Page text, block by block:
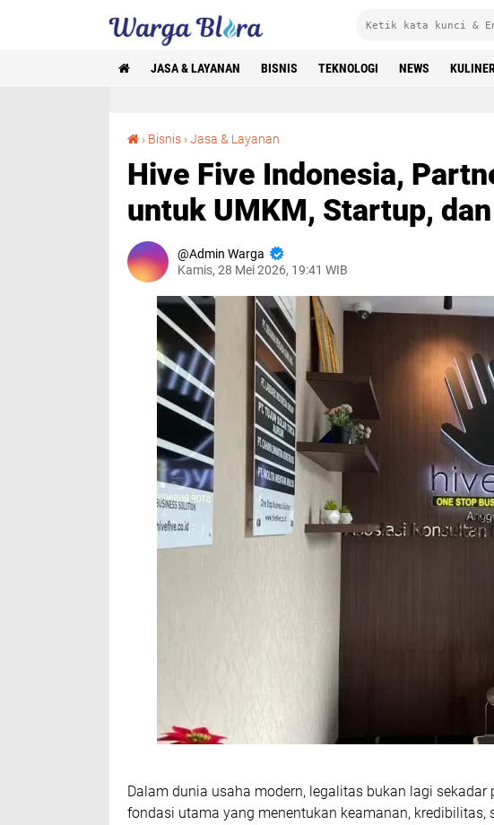
JASA & LAYANAN BISNIS TEKNOLOGI NEWS
› Bisnis ›Jasa & Layanan
Hive Five Indonesia,
untuk UMKM, Startup,
Admin Warga
Kamis, 28 Mei 2026, 19:41 WIB
Dalam dunia usaha modern, legalitas bukan lagi
fondasi utama yang menentukan keamanan, kredibilitas,